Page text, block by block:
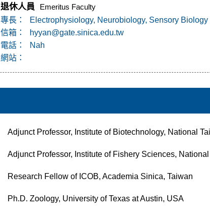
退休人員
Emeritus Faculty
專長：
Electrophysiology, Neurobiology, Sensory Biology
信箱：
hyyan
@
gate.sinica.edu.tw
電話：
Nah
網站：
Adjunct Professor, Institute of Biotechnology, National
Adjunct Professor, Institute of Fishery Sciences,
Research Fellow of ICOB, Academia Sinica, Taiwan
Ph.D. Zoology, University of Texas at Austin, USA